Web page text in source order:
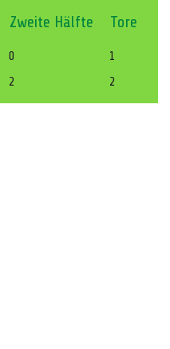
Zweite Hälfte Tore
0
1
2 2